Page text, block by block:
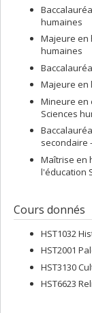
humaines
Majeure en
humaines
Majeure en
Mineure en
Sciences
secondaire
Maîtrise en
l'éducation
Cours donnés
HST1032
HST2001
HST3130
HST6623